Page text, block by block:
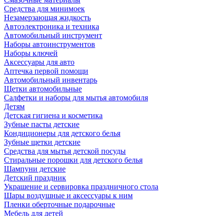
Средства для минимоек
Незамерзающая жидкость
Автоэлектроника и техника
Автомобильный инструмент
Наборы автоинструментов
Наборы ключей
Аксессуары для авто
Аптечка первой помощи
Автомобильный инвентарь
Щетки автомобильные
Салфетки и наборы для мытья автомобиля
Детям
Детская гигиена и косметика
Зубные пасты детские
Кондиционеры для детского белья
Зубные щетки детские
Средства для мытья детской посуды
Стиральные порошки для детского белья
Шампуни детские
Детский праздник
Украшение и сервировка праздничного стола
Шары воздушные и аксессуары к ним
Пленки оберточные подарочные
Мебель для детей